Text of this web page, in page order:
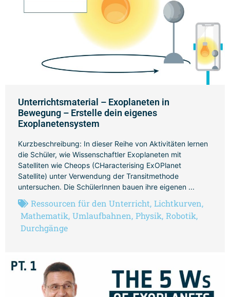
Unterrichtsmaterial – Exoplaneten in
Bewegung – Erstelle dein eigenes
Exoplanetensystem
Kurzbeschreibung: In dieser Reihe von Aktivitäten lernen
die Schüler, wie Wissenschaftler Exoplaneten mit
Satelliten wie Cheops (CHaracterising ExOPlanet
Satellite) unter Verwendung der Transitmethode
untersuchen. Die SchülerInnen bauen ihre eigenen ...
Ressourcen für den Unterricht, Lichtkurven,
Mathematik, Umlaufbahnen, Physik, Robotik,
Durchgänge